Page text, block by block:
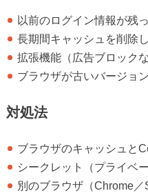
以前のログイン情報が残
長期間キャッシュを削除
拡張機能（広告ブロック
ブラウザが古いバージョ
対処法
ブラウザのキャッシュと
シークレット（プライベ
別のブラウザ（Chrome